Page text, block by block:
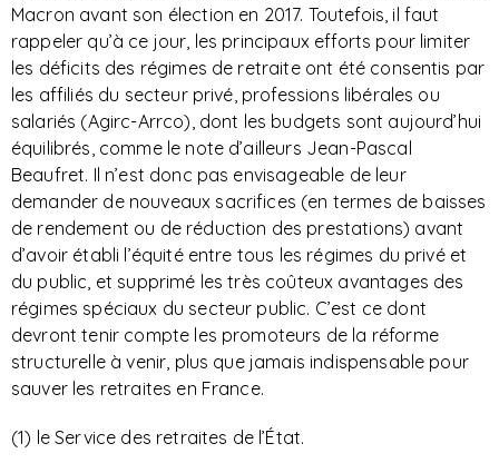
Macron avant son élection en 2017. Toutefois, il faut
rappeler qu’à ce jour, les principaux efforts pour limiter
les déficits des régimes de retraite ont été consentis par
les affiliés du secteur privé, professions libérales ou
salariés (Agirc-Arrco), dont les budgets sont aujourd’hui
équilibrés, comme le note d’ailleurs Jean-Pascal
Beaufret. Il n’est donc pas envisageable de leur
demander de nouveaux sacrifices (en termes de baisses
de rendement ou de réduction des prestations) avant
d’avoir établi l’équité entre tous les régimes du privé et
du public, et supprimé les très coûteux avantages des
régimes spéciaux du secteur public. C’est ce dont
devront tenir compte les promoteurs de la réforme
structurelle à venir, plus que jamais indispensable pour
sauver les retraites en France.
(1) le Service des retraites de l’État.